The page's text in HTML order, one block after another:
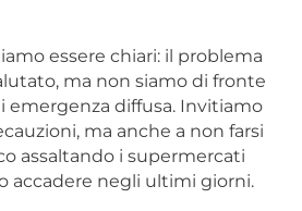
essere chiari: il problema
ma non siamo di fronte
emergenza diffusa. Invitiamo
ma anche a non farsi
assaltando i supermercati
accadere negli ultimi giorni.